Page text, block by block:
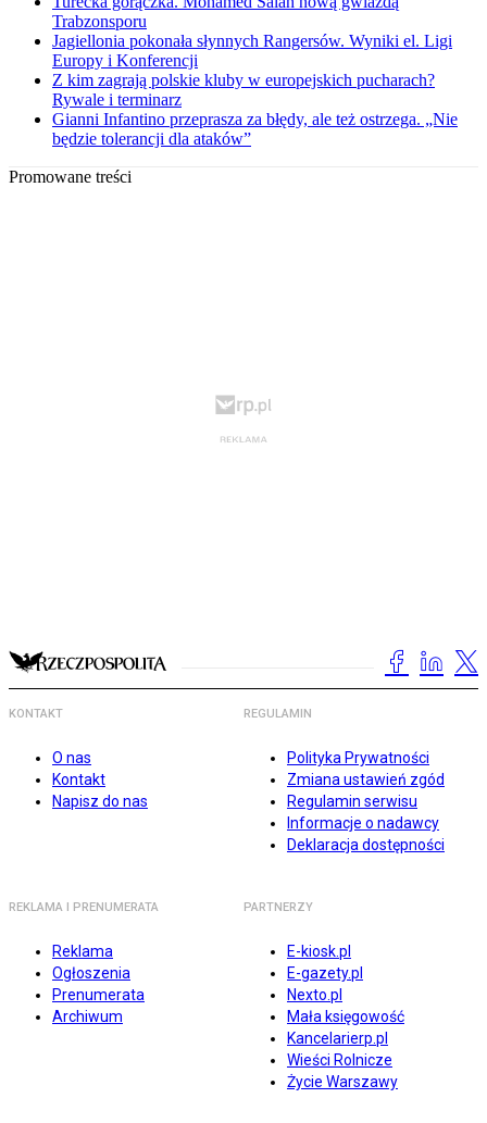
Trabzonsporu
Jagiellonia pokonała słynnych Rangersów. Wyniki el. Ligi
Europy i Konferencji
Z kim zagrają polskie kluby w europejskich pucharach?
Rywale i terminarz
Gianni Infantino przeprasza za błędy, ale też ostrzega. „Nie
będzie tolerancji dla ataków”
Promowane treści
KONTAKT
O nas
Kontakt
Napisz do nas
REGULAMIN
Polityka Prywatności
Zmiana ustawień zgód
Regulamin serwisu
Informacje o nadawcy
Deklaracja dostępności
REKLAMA I PRENUMERATA
Reklama
Ogłoszenia
Prenumerata
Archiwum
PARTNERZY
E-kiosk.pl
E-gazety.pl
Nexto.pl
Mała księgowość
Kancelarierp.pl
Wieści Rolnicze
Życie Warszawy